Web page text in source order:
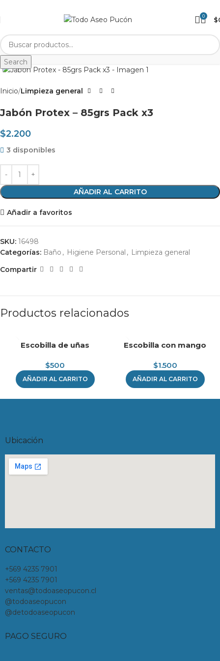
0 $
Search
Clic para agrandar
Inicio Limpieza general
Jabón Protex – 85grs Pack x3
$2.200
3 disponibles
AÑADIR AL CARRITO
Añadir a favoritos
SKU: 16498
Categorías: Baño , Higiene Personal , Limpieza general
Compartir
Productos relacionados
Escobilla de uñas
$500
AÑADIR AL CARRITO
Escobilla con mango
$1.500
AÑADIR AL CARRITO
Ubicación
CONTACTO
+569 4235 7901
+569 4235 7901
ventas@todoaseopucon.cl
@todoaseopucon
@detodoaseopucon
PAGO SEGURO